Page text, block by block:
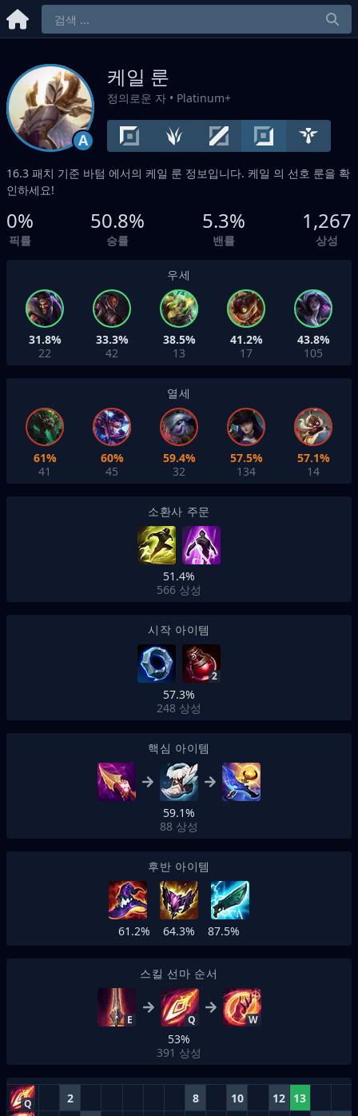
A
케일 룬
정의로운 자 • Platinum+
16.3 패치 기준 바텀 에서의 케일 룬 정보입니다. 케일 의 선호 룬을 확
인하세요!
0%
픽률
50.8%
승률
5.3%
밴률
1,267
상성
우세
31.8%
22
33.3%
42
38.5%
13
41.2%
17
43.8%
105
열세
61%
41
60%
45
59.4%
32
57.5%
134
57.1%
14
소환사 주문
51.4%
566 상성
시작 아이템
2
57.3%
248 상성
핵심 아이템
59.1%
88 상성
후반 아이템
61.2% 64.3% 87.5%
스킬 선마 순서
E Q W
53%
391 상성
Q 2 8 10 12 13